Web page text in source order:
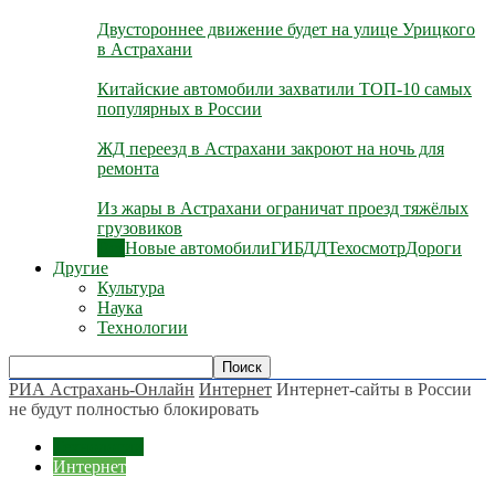
Двустороннее движение будет на улице Урицкого
в Астрахани
Китайские автомобили захватили ТОП-10 самых
популярных в России
ЖД переезд в Астрахани закроют на ночь для
ремонта
Из жары в Астрахани ограничат проезд тяжёлых
грузовиков
Новые автомобилиГИБДДТехосмотрДороги
Другие
Культура
Наука
Технологии
РИА Астрахань-Онлайн Интернет Интернет-сайты в России
не будут полностью блокировать
Интернет